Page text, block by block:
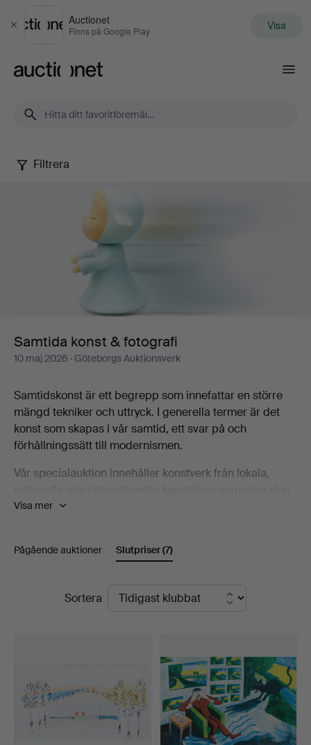
Stäng
Auctionet
Finns på Google Play Visa
Samtida
fotografi
Filtrera
Samtida konst & fotografi
10 maj 2026 · Göteborgs Auktionsverk
Samtidskonst är ett begrepp som innefattar en större
mängd tekniker och uttryck. I generella termer är det
konst som skapas i vår samtid, ett svar på och
förhållningssätt till modernismen.
Vår specialauktion innehåller konstverk från lokala,
bredd som samtidskonsten utgör, bland annat Karin
Labba.
Välkommen att ta del av katalogen och upptäcka några
av de konstnärer som är en del av den samtida
Visa mer
Pågående auktioner Slutpriser(7)
SlutpriserSortera